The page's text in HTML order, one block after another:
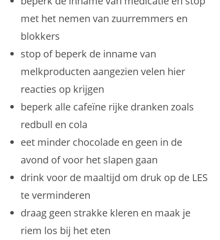
met het nemen van zuurremmers en
blokkers
stop of beperk de inname van
melkproducten aangezien velen hier
reacties op krijgen
beperk alle cafeïne rijke dranken zoals
redbull en cola
eet minder chocolade en geen in de
avond of voor het slapen gaan
drink voor de maaltijd om druk op de LES
te verminderen
draag geen strakke kleren en maak je
riem los bij het eten